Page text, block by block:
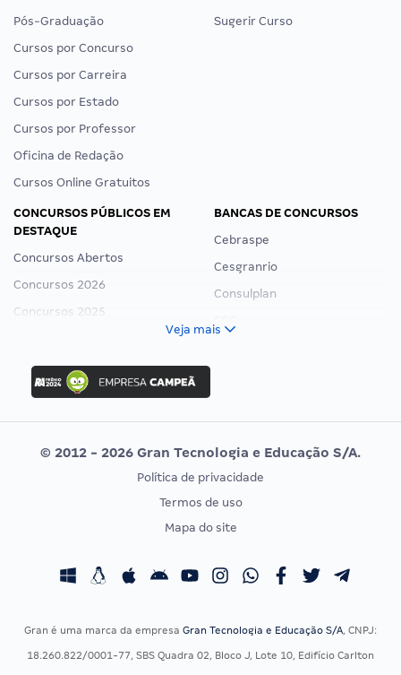
Pós-Graduação
Cursos por Concurso
Cursos por Carreira
Cursos por Estado
Cursos por Professor
Oficina de Redação
Cursos Online Gratuitos
Sugerir Curso
CONCURSOS PÚBLICOS EM
DESTAQUE
Concursos Abertos
Concursos 2026
Concursos 2025
Concurso Ibama
Concurso MPU
Editais publicados
BANCAS DE CONCURSOS
Cebraspe
Cesgranrio
Consulplan
Vunesp
CONCURSOS POR PROFISSÃO
Concursos Fiscais
EXAME DE ORDEM
Calendário OAB
Veja mais
© 2012 - 2026 Gran Tecnologia e Educação S/A.
Política de privacidade
Termos de uso
Mapa do site
Gran é uma marca da empresa Gran Tecnologia e Educação S/A, CNPJ:
18.260.822/0001-77, SBS Quadra 02, Bloco J, Lote 10, Edifício Carlton